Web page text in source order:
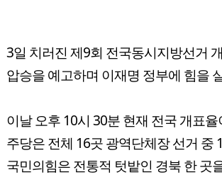
3일 치러진 제9회 전국동시지방선거
압승을 예고하며 이재명 정부에 힘을
이날 오후 10시 30분 현재 전국 개표
주당은 전체 16곳 광역단체장 선거 중
국민의힘은 전통적 텃밭인 경북 한 곳